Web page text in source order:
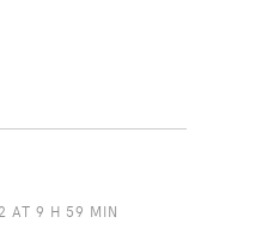
AT 9 H 59 MIN